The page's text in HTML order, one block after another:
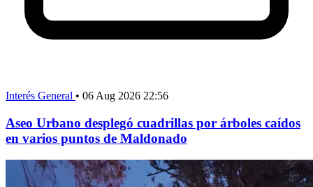
Interés General • 06 Aug 2026 22:56
Aseo Urbano desplegó cuadrillas por árboles caídos
en varios puntos de Maldonado